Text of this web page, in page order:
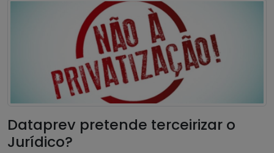
Dataprev pretende terceirizar o
Jurídico?